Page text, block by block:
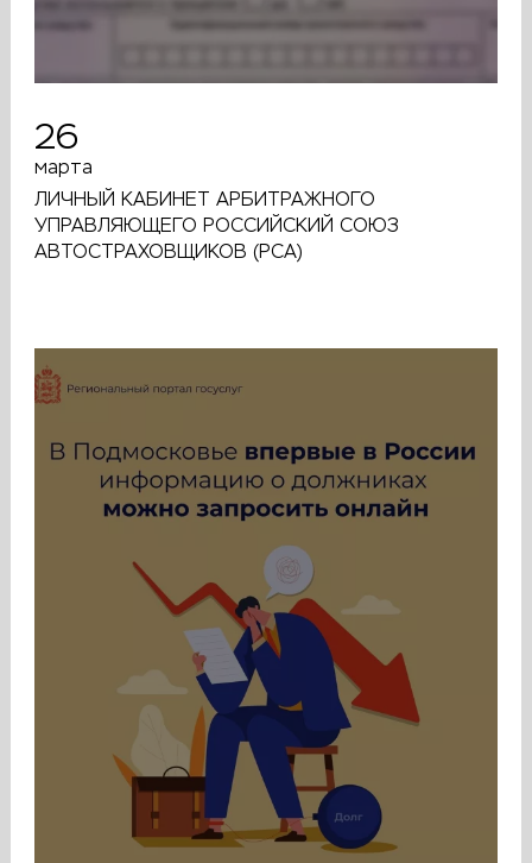
26
марта
ЛИЧНЫЙ КАБИНЕТ АРБИТРАЖНОГО
УПРАВЛЯЮЩЕГО РОССИЙСКИЙ СОЮЗ
АВТОСТРАХОВЩИКОВ (РСА)